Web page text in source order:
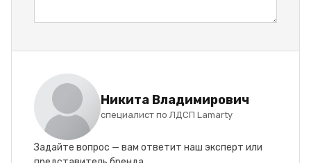
Никита Владимирович
специалист по ЛДСП Lamarty
Задайте вопрос — вам ответит наш эксперт или